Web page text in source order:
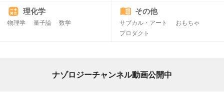
理化学
物理学 量子論 数学
その他
サブカル・アート
おもちゃ
プロダクト
ナゾロジーチャンネル動画公開中